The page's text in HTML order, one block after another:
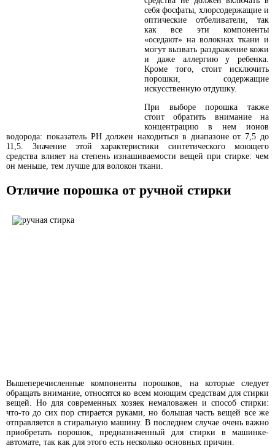
себя фосфаты, хлорсодержащие и
оптические отбеливатели, так
как все эти компоненты
«оседают» на волокнах ткани и
могут вызвать раздражение кожи
и даже аллергию у ребенка.
Кроме того, стоит исключить
порошки, содержащие
искусственную отдушку.
При выборе порошка также
стоит обратить внимание на
концентрацию в нем ионов
водорода: показатель PH должен находиться в диапазоне от 7,5 до
11,5. Значение этой характеристики синтетического моющего
средства влияет на степень изнашиваемости вещей при стирке: чем
он меньше, тем лучше для волокон ткани.
Отличие порошка от ручной стирки
Вышеперечисленные компоненты порошков, на которые следует
обращать внимание, относятся ко всем моющим средствам для стирки
вещей. Но для современных хозяек немаловажен и способ стирки:
что-то до сих пор стирается руками, но большая часть вещей все же
отправляется в стиральную машину. В последнем случае очень важно
приобретать порошок, предназначенный для стирки в машинке-
автомате, так как для этого есть несколько основных причин.